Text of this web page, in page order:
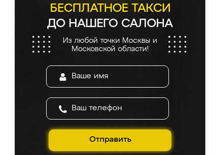
БЕСПЛАТНОЕ ТАКСИ
ДО НАШЕГО САЛОНА
Из любой точки Москвы и
Московской области!
Отправить